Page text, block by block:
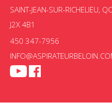
SAINT-JEAN-SUR-RICHELIEU, QC
J2X 4B1
450 347-7956